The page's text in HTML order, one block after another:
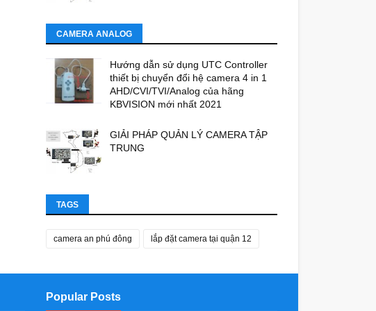
CAMERA ANALOG
Hướng dẫn sử dụng UTC Controller
thiết bị chuyển đổi hệ camera 4 in 1
AHD/CVI/TVI/Analog của hãng
KBVISION mới nhất 2021
GIẢI PHÁP QUẢN LÝ CAMERA TẬP
TRUNG
TAGS
camera an phú đông lắp đặt camera tại quận 12
Popular Posts